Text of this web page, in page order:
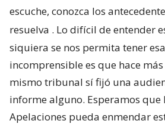
escuche, conozca los
resuelva . Lo difícil de entender
siquiera se nos permita tener
incomprensible es que hace
mismo tribunal sí fijó una
informe alguno. Esperamos que
Apelaciones pueda enmendar